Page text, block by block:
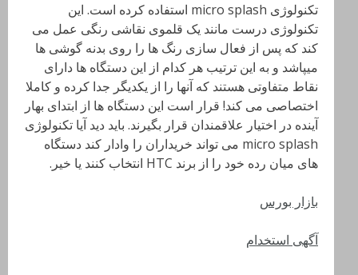
تکنولوژی micro splash استفاده کرده است. این
تکنولوژی درست مانند یک قلموی نقاشی رنگی عمل می
کند که پس از فعال سازی رنگ ها را روی بدنه گوشی ها
میپاشد و به این ترتیب هر کدام از این دستگاه ها دارای
نقاط متفاوتی هستند که آنها را از یکدیگر جدا کرده و کاملا
اختصاصی می کند! قرار است این دستگاه ها از ابتدای بهار
آینده در اختیار علاقمندان قرار بگیرند. باید دید آیا تکنولوژی
micro splash می تواند خریداران را وادار کند دستگاه
های میان رده خود را از برند HTC انتخاب کنند یا خیر.
بازار بورس
آگهی استخدام